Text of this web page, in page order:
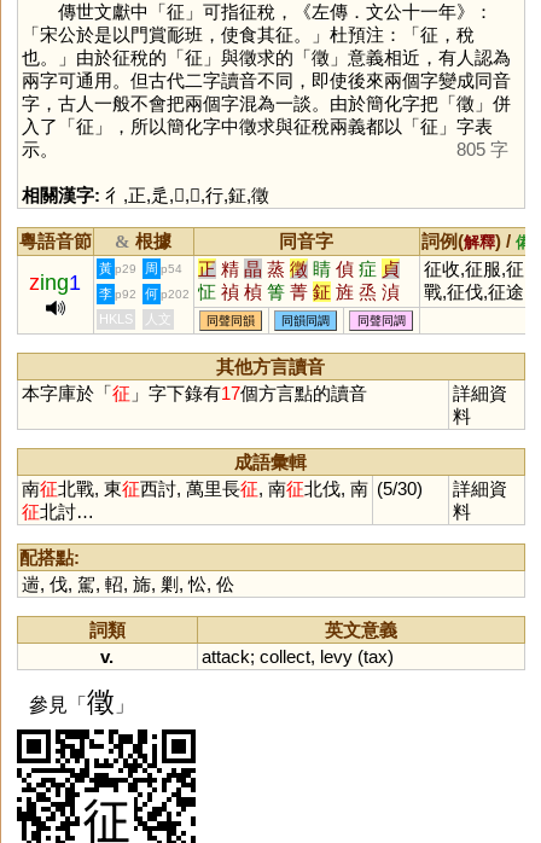
傳世文獻中「征 」可指征稅，《左傳．文公十一年》：
「宋公於是以門賞耏班，使食其征。」杜預注：「征，稅
也。」由於征稅的「征 」與徵求的「徵」意義相近，有人認為
兩字可通用。但古代二字讀音不同，即使後來兩個字變成同音
字，古人一般不會把兩個字混為一談。由於簡化字把「徵」併
入了「征 」，所以簡化字中徵求與征稅兩義都以「征 」字表
示。
805 字
相關漢字: 彳 ,正,辵,𢌛,𨒌,行,鉦,徵
粵語音節 & 根據 同音字 詞例(解釋) / 備
zing1
黃 p29 周 p54 正 精 晶 蒸 徵 睛 偵 症 貞
怔 禎 楨 箐 菁 鉦 旌 烝 湞
鯖 赬 鶄 眐 篜 聇 炡 脀 媜
姃 寊 遉 旍 鼱 癥
征收,征服,征
戰,征伐,征途,
征衣
李 p92 何 p202
HKLS 人文 同聲同韻 同韻同調 同聲同調
其他方言讀音
本字庫於「征 」字下錄有17個方言點的讀音
詳細資
料
成語彙輯
南征北戰, 東征西討, 萬里長征, 南征北伐, 南
征北討…
(5/30)
詳細資
料
配搭點:
遄, 伐, 駕, 軺, 旆, 剿 ,忪, 伀
詞類
英文意義
v.
attack; collect, levy(tax)
參見「 徵 」